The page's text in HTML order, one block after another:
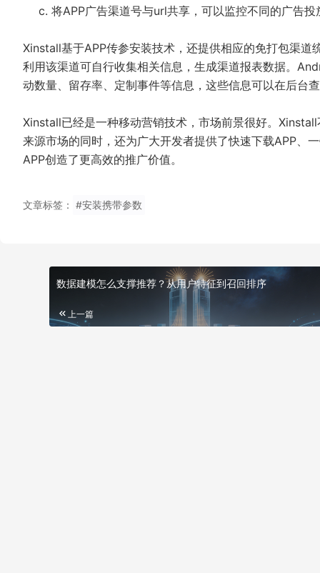
将APP广告渠道号与url共享，可以监控不同的广告投
Xinstall基于APP传参安装技术，还提供相应的免打包渠
利用该渠道可自行收集相关信息，生成渠道报表数据。
动数量、留存率、定制事件等信息，这些信息可以在后台
Xinstall已经是一种移动营销技术，市场前景很好。
来源市场的同时，还为广大开发者提供了快速下载APP、
APP创造了更高效的推广价值。
文章标签： #安装携带参数
数据建模怎么支撑推荐？从用户特征到召回排序
上一篇